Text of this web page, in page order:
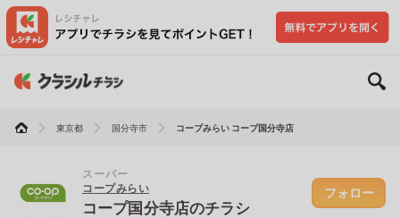
東京都 国分寺市 コープみらい コープ国分寺店
スーパー
コープみらい
コープ国分寺店のチラシ
フォロー